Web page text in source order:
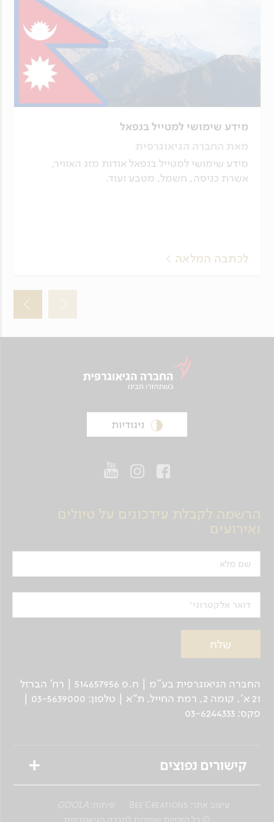
מידע שימושי למטייל בנפאל
מאת החברה הגיאוגרפית
מידע שימושי למטייל בנפאל אודות מזג האוויר,
אשרת כניסה, חשמל, מטבע ועוד.
לכתבה המלאה
ניגודיות
הרשמה לקבלת עידכונים על טיולים
ואירועים
שם מלא
דואר אלקטרוני
החברה הגיאוגרפית בע"מ | ח.פ 514657956 | רח’ הברזל
21 א', קומה 2, רמת החייל, ת“א | טלפון: 03-5639000 |
פקס: 03-6244333
קישורים נפוצים